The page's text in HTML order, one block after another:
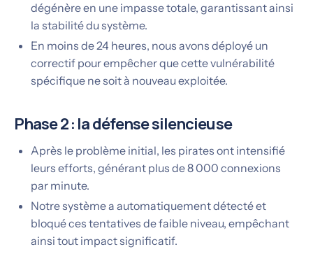
dégénère en une impasse totale, garantissant ainsi
la stabilité du système.
En moins de 24 heures, nous avons déployé un
correctif pour empêcher que cette vulnérabilité
spécifique ne soit à nouveau exploitée.
Phase 2 : la défense silencieuse
Après le problème initial, les pirates ont intensifié
leurs efforts, générant plus de 8 000 connexions
par minute.
Notre système a automatiquement détecté et
bloqué ces tentatives de faible niveau, empêchant
ainsi tout impact significatif.